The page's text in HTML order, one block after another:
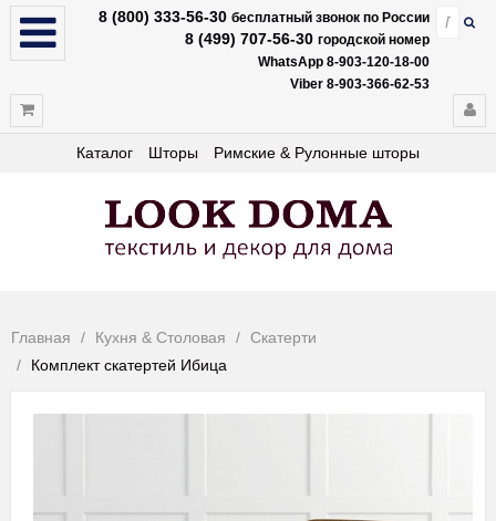
8 (800) 333-56-30 бесплатный звонок по России
8 (499) 707-56-30 городской номер
WhatsApp 8-903-120-18-00
Viber 8-903-366-62-53
Каталог Шторы Римские & Рулонные шторы
Главная Кухня & Столовая
Скатерти
Комплект скатертей Ибица